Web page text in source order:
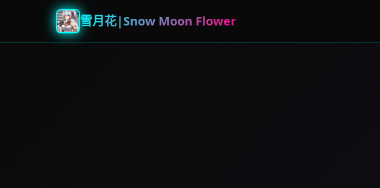
雪月花|Snow Moon Flower